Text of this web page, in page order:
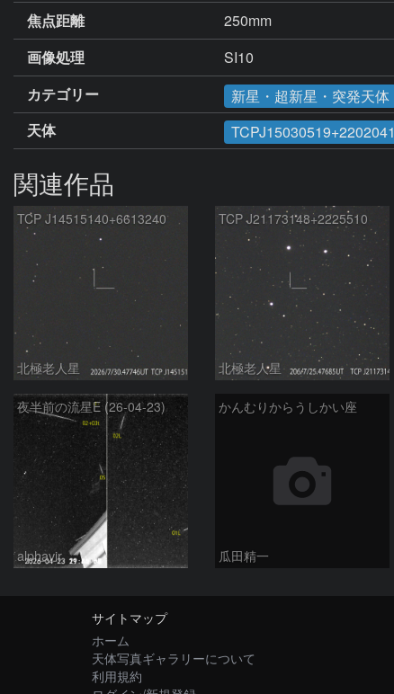
焦点距離
250mm
画像処理
SI10
カテゴリー
新星・超新星・突発天体
天体
TCPJ15030519+2202041
関連作品
TCP J14515140+6613240
北極老人星
TCP J21173148+2225510
北極老人星
夜半前の流星E (26-04-23)
alphavir
かんむりからうしかい座
瓜田精一
サイトマップ
ホーム
天体写真ギャラリーについて
利用規約